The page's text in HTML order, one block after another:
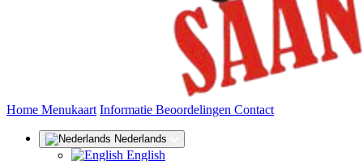
Home (huidige)
Menukaart Informatie Beoordelingen Contact
Nederlands
English